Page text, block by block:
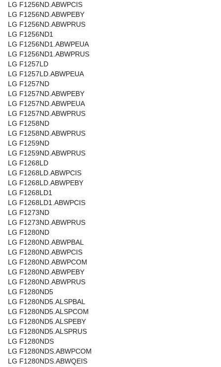
LG F1256ND.ABWPCIS
LG F1256ND.ABWPEBY
LG F1256ND.ABWPRUS
LG F1256ND1
LG F1256ND1.ABWPEUA
LG F1256ND1.ABWPRUS
LG F1257LD
LG F1257LD.ABWPEUA
LG F1257ND
LG F1257ND.ABWPEBY
LG F1257ND.ABWPEUA
LG F1257ND.ABWPRUS
LG F1258ND
LG F1258ND.ABWPRUS
LG F1259ND
LG F1259ND.ABWPRUS
LG F1268LD
LG F1268LD.ABWPCIS
LG F1268LD.ABWPEBY
LG F1268LD1
LG F1268LD1.ABWPCIS
LG F1273ND
LG F1273ND.ABWPRUS
LG F1280ND
LG F1280ND.ABWPBAL
LG F1280ND.ABWPCIS
LG F1280ND.ABWPCOM
LG F1280ND.ABWPEBY
LG F1280ND.ABWPRUS
LG F1280ND5
LG F1280ND5.ALSPBAL
LG F1280ND5.ALSPCOM
LG F1280ND5.ALSPEBY
LG F1280ND5.ALSPRUS
LG F1280NDS
LG F1280NDS.ABWPCOM
LG F1280NDS.ABWQEIS